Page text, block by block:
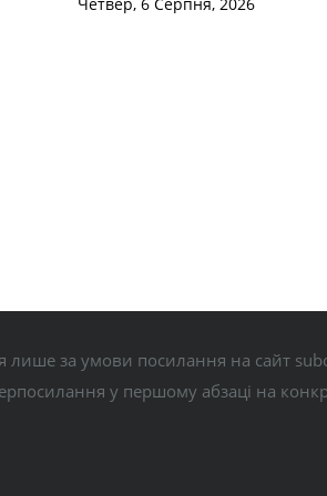
Четвер, 6 Серпня, 2026
лише за умови посилання на сайт
у першому абзаці на